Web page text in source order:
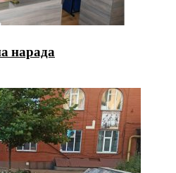
нарада